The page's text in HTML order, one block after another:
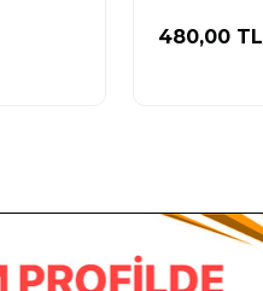
480,00 TL